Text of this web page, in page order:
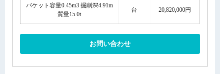
バケット容量0.45m3 掘削深4.91m
質量15.0t
台 20,820,000円
お問い合わせ